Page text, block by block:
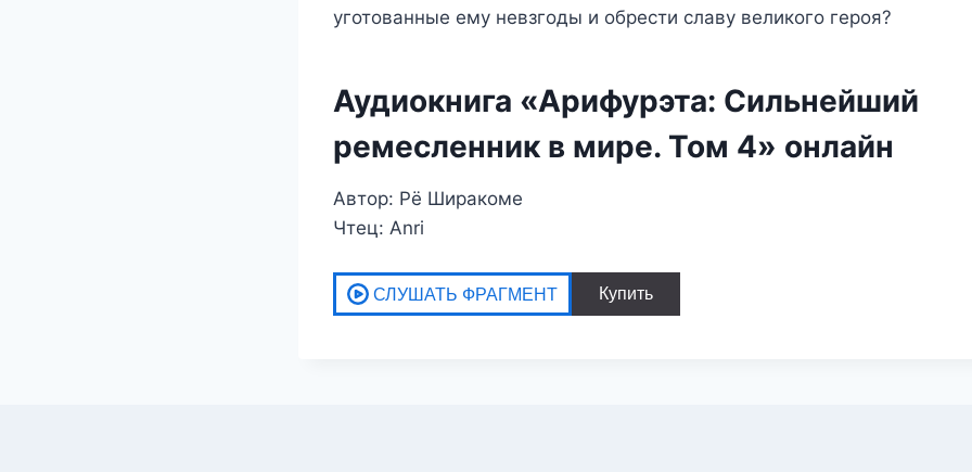
уготованные ему невзгоды и обрести славу великого героя?
Аудиокнига «Арифурэта: Сильнейший
ремесленник в мире. Том 4» онлайн
Автор: Рё Ширакоме
Чтец: Anri